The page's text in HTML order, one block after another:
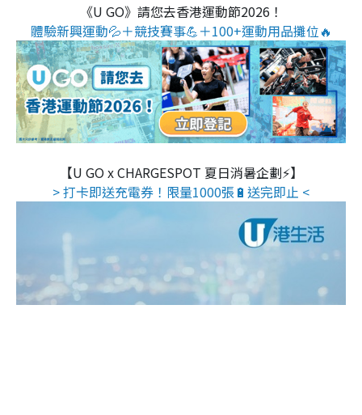
《U GO》請您去香港運動節2026！
體驗新興運動💦＋競技賽事💪＋100+運動用品攤位🔥
【U GO x CHARGESPOT 夏日消暑企劃⚡】
> 打卡即送充電券！限量1000張🔋送完即止 <